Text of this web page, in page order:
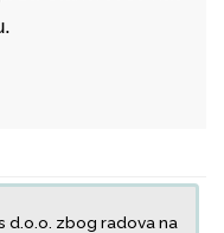
d.o.o. zbog radova na